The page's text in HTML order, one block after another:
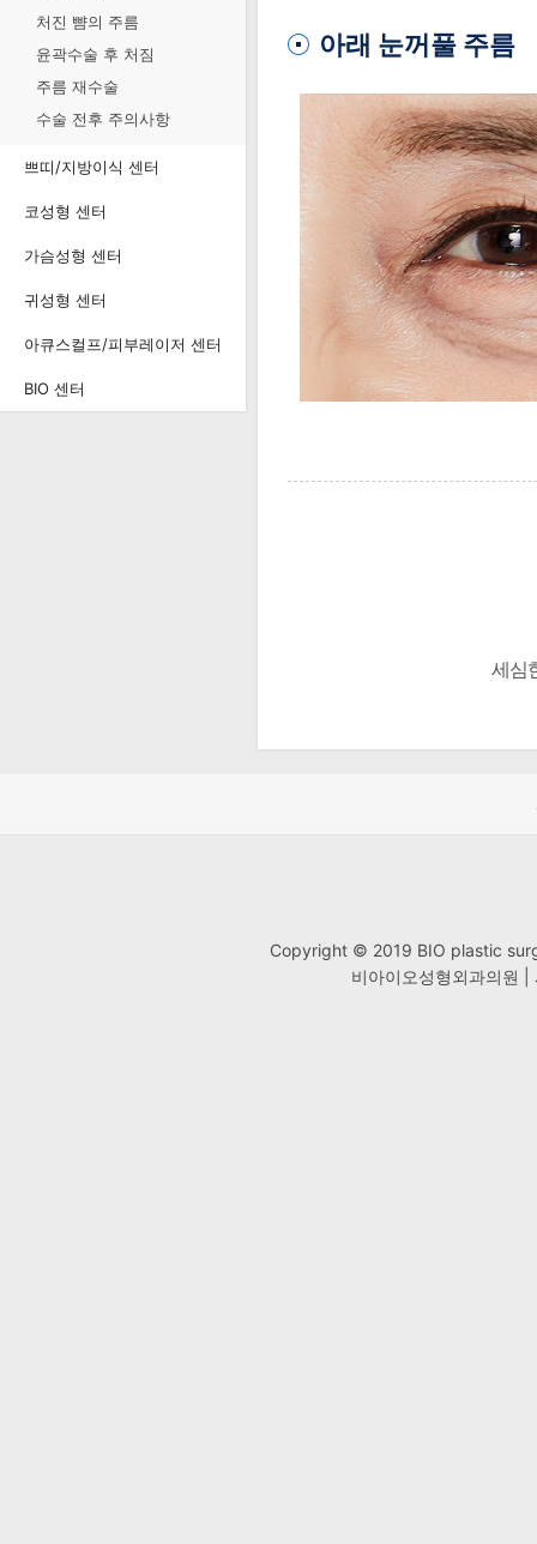
처진 뺨의 주름
윤곽수술 후 처짐
주름 재수술
수술 전후 주의사항
쁘띠/지방이식 센터
코성형 센터
가슴성형 센터
귀성형 센터
아큐스컬프/피부레이저 센터
BIO 센터
아래 눈꺼풀 주름
세심
Copyright © 2019 BIO plastic
비아이오성형외과의원